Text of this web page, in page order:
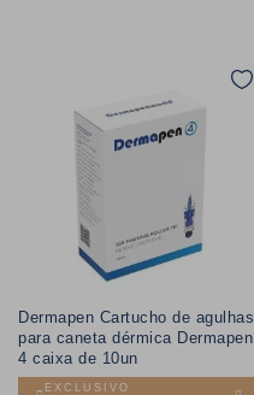
Dermapen Cartucho de agulhas
para caneta dérmica Dermapen
4 caixa de 10un
EXCLUSIVO